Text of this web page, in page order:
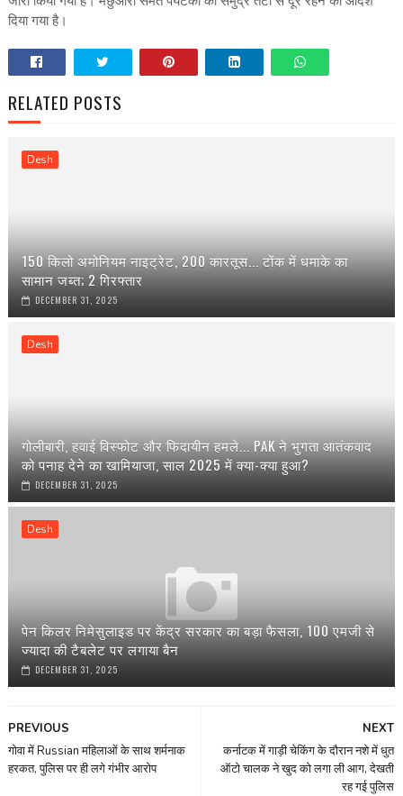
दिया गया है।
RELATED POSTS
Desh
150 किलो अमोनियम नाइट्रेट, 200 कारतूस... टोंक में धमाके का
सामान जब्त; 2 गिरफ्तार
DECEMBER 31, 2025
Desh
गोलीबारी, हवाई विस्फोट और फिदायीन हमले... PAK ने भुगता आतंकवाद
को पनाह देने का खामियाजा, साल 2025 में क्या-क्या हुआ?
DECEMBER 31, 2025
Desh
पेन किलर निमेसुलाइड पर केंद्र सरकार का बड़ा फैसला, 100 एमजी से
ज्यादा की टैबलेट पर लगाया बैन
DECEMBER 31, 2025
NEXT
कर्नाटक में गाड़ी चेकिंग के दौरान नशे में धुत
ऑटो चालक ने खुद को लगा ली आग, देखती
रह गई पुलिस
PREVIOUS
गोवा में Russian महिलाओं के साथ शर्मनाक
हरकत, पुलिस पर ही लगे गंभीर आरोप